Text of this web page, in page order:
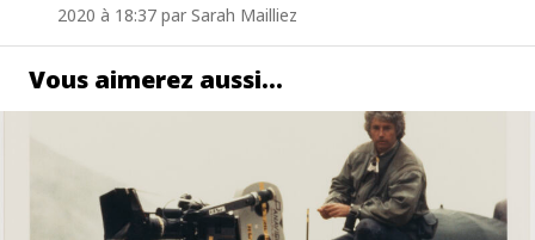
2020 à 18:37 par Sarah Mailliez
Vous aimerez aussi…